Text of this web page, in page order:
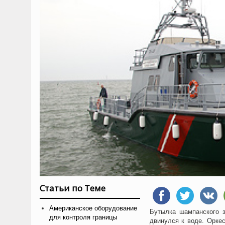
Статьи по Теме
Американское оборудование
для контроля границы
Бутылка шампанского
двинулся к воде.